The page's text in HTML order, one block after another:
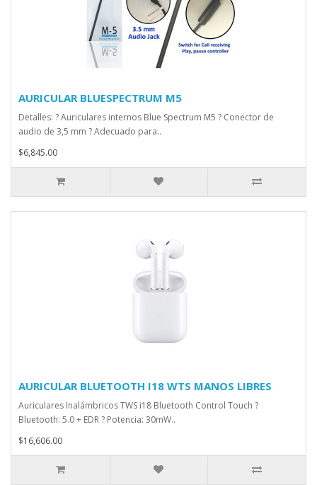
AURICULAR BLUESPECTRUM M5
Detalles: ? Auriculares internos Blue Spectrum M5 ? Conector de
audio de 3,5 mm ? Adecuado para..
$6,845.00
AURICULAR BLUETOOTH I18 WTS MANOS LIBRES
Auriculares Inalámbricos TWS i18 Bluetooth Control Touch ?
Bluetooth: 5.0 + EDR ? Potencia: 30mW..
$16,606.00